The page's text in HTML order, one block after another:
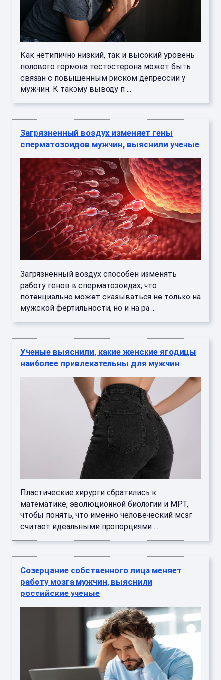
Как нетипично низкий, так и высокий уровень
полового гормона тестостерона может быть
связан с повышенным риском депрессии у
мужчин. К такому выводу п ...
Загрязненный воздух изменяет гены
сперматозоидов мужчин, выяснили ученые
Загрязненный воздух способен изменять
работу генов в сперматозоидах, что
потенциально может сказываться не только на
мужской фертильности, но и на ра ...
Ученые выяснили, какие женские ягодицы
наиболее привлекательны для мужчин
Пластические хирурги обратились к
математике, эволюционной биологии и МРТ,
чтобы понять, что именно человеческий мозг
считает идеальными пропорциями ...
Созерцание собственного лица меняет
работу мозга мужчин, выяснили
российские ученые